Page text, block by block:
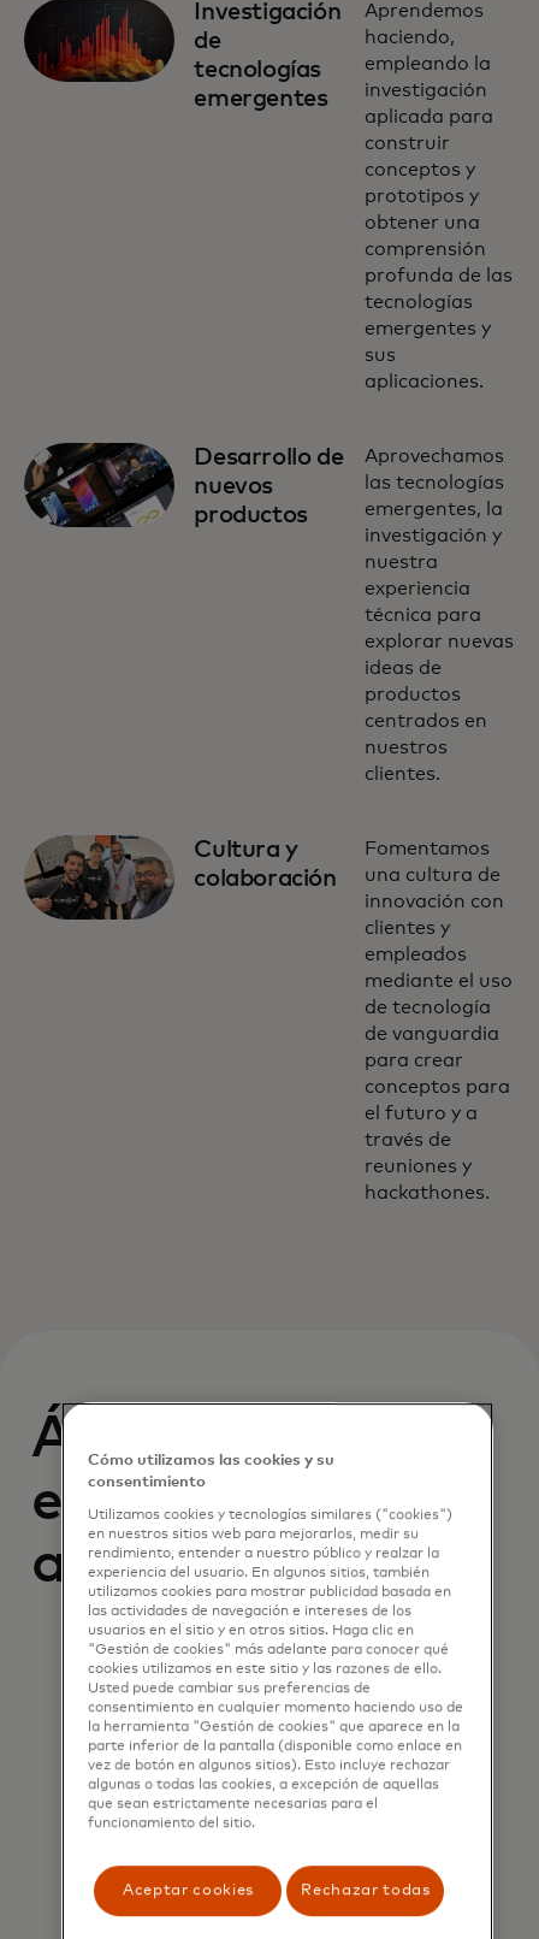
Investigación
de
tecnologías
emergentes
Aprendemos
haciendo,
empleando la
investigación
aplicada para
construir
conceptos y
prototipos y
obtener una
comprensión
profunda de las
tecnologías
emergentes y
sus
aplicaciones.
Desarrollo de
nuevos
productos
Aprovechamos
las tecnologías
emergentes, la
investigación y
nuestra
experiencia
técnica para
explorar nuevas
ideas de
productos
centrados en
nuestros
clientes.
Cultura y
colaboración
Fomentamos
una cultura de
innovación con
clientes y
empleados
mediante el uso
de tecnología
de vanguardia
para crear
conceptos para
el futuro y a
través de
reuniones y
hackathones.
Áreas de
enfoque
actuales
IA, IA generativa y aprendizaje
Cómo utilizamos las cookies y su
consentimiento
Utilizamos cookies y tecnologías similares ("cookies")
en nuestros sitios web para mejorarlos, medir su
rendimiento, entender a nuestro público y realzar la
experiencia del usuario. En algunos sitios, también
utilizamos cookies para mostrar publicidad basada en
las actividades de navegación e intereses de los
usuarios en el sitio y en otros sitios. Haga clic en
"Gestión de cookies" más adelante para conocer qué
cookies utilizamos en este sitio y las razones de ello.
Usted puede cambiar sus preferencias de
consentimiento en cualquier momento haciendo uso de
la herramienta "Gestión de cookies" que aparece en la
parte inferior de la pantalla (disponible como enlace en
vez de botón en algunos sitios). Esto incluye rechazar
algunas o todas las cookies, a excepción de aquellas
que sean estrictamente necesarias para el
funcionamiento del sitio.
Aceptar cookies Rechazar todas